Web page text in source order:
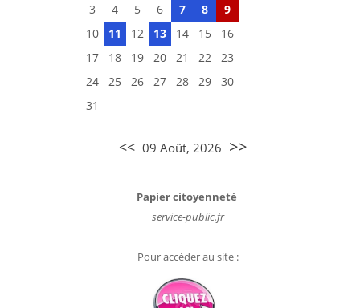
3
4 5 6 7 8
9
10
11 12 13 14 15
16
17
18 19 20 21 22
23
24
25 26 27 28 29
30
31
<< 09 Août, 2026 >>
Papier citoyenneté
service-public.fr
Pour accéder au site :